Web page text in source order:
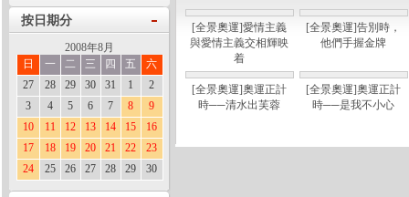
按日期分
2008年8月
日
一 二 三 四 五
六
27
28 29 30 31 1
2
3
4 5 6 7 8
9
10
11 12 13 14 15
16
17
18 19 20 21 22
23
24
25 26 27 28 29 30
[全景奧運]愛情主義
與愛情主義交相輝映
着
[全景奧運]告別時，
他們手握金牌
[全景奧運]奧運正計
時──清水出芙蓉
[全景奧運]奧運正計
時──是我不小心